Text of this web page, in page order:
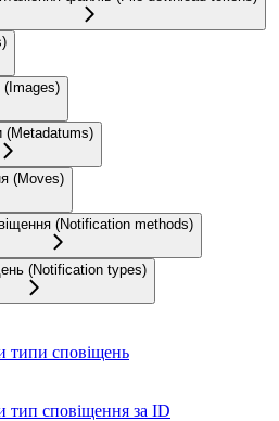
(Images)
(Metadatums)
(Moves)
(Notification methods)
(Notification types)
типи сповіщень
тип сповіщення за ID